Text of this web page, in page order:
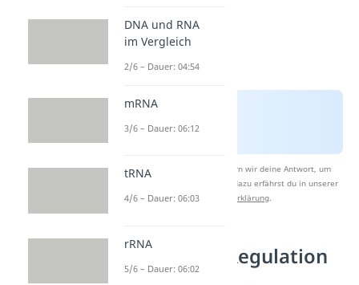
Nach Beantwortung speichern wir deine Antwort, um
Studyflix zu verbessern. Mehr dazu erfährst du in unserer
Datenschutzerklärung.
Lac-Operon Regulation
DNA und RNA
im Vergleich
2/6 – Dauer: 04:54
mRNA
3/6 – Dauer: 06:12
tRNA
4/6 – Dauer: 06:03
rRNA
5/6 – Dauer: 06:02